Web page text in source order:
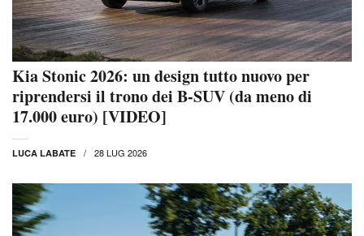
Kia Stonic 2026: un design tutto nuovo per
riprendersi il trono dei B-SUV (da meno di
17.000 euro) [VIDEO]
LUCA LABATE 28 LUG 2026